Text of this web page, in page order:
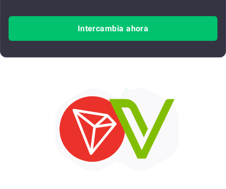
Intercambia ahora